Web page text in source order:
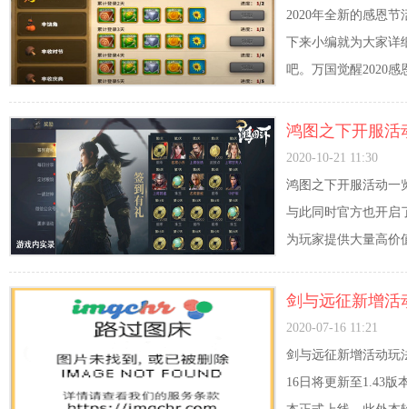
2020年全新的感恩
下来小编就为大家详
吧。万国觉醒2020感
鸿图之下开服活
2020-10-21 11:30
鸿图之下开服活动一
与此同时官方也开启
为玩家提供大量高价
剑与远征新增活
2020-07-16 11:21
剑与远征新增活动玩
16日将更新至1.43版